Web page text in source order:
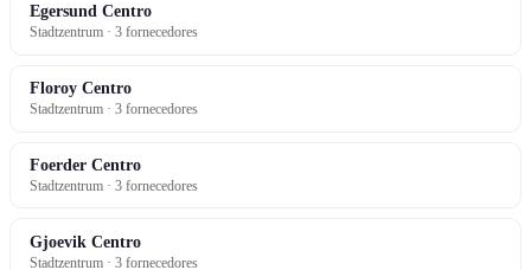
Egersund Centro
Stadtzentrum · 3 fornecedores
Floroy Centro
Stadtzentrum · 3 fornecedores
Foerder Centro
Stadtzentrum · 3 fornecedores
Gjoevik Centro
Stadtzentrum · 3 fornecedores